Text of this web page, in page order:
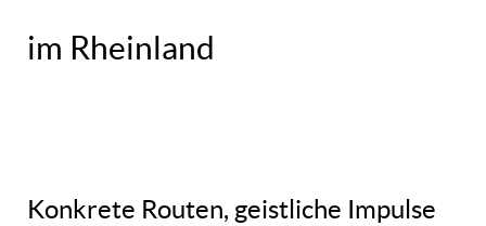
im Rheinland
Konkrete Routen, geistliche Impulse